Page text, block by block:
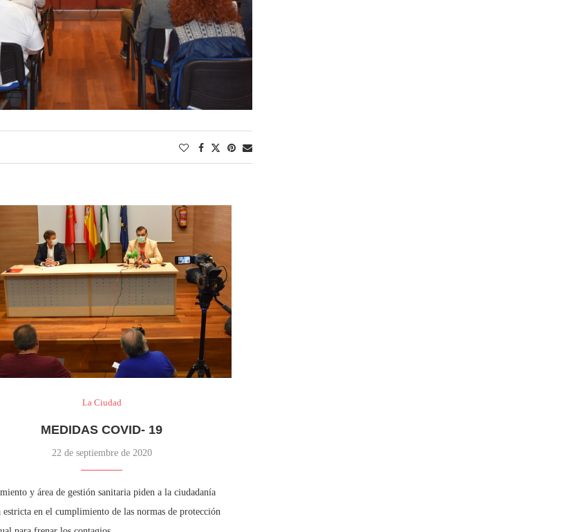
La Ciudad
MEDIDAS COVID- 19
22 de septiembre de 2020
y área de gestión sanitaria piden a la ciudadanía
estricta en el cumplimiento de las normas de protección